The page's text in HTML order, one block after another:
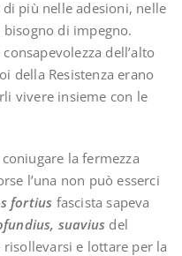
più nelle adesioni, nelle
di impegno.
dell’alto
della Resistenza erano
vivere insieme con le
la fermezza
l’una non può esserci
fortius fascista sapeva
suavius del
e lottare per la